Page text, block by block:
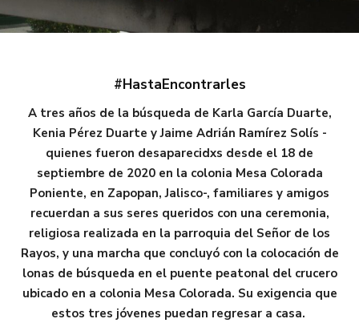
#HastaEncontrarles
A tres años de la búsqueda de Karla García Duarte,
Kenia Pérez Duarte y Jaime Adrián Ramírez Solís -
quienes fueron desaparecidxs desde el 18 de
septiembre de 2020 en la colonia Mesa Colorada
Poniente, en Zapopan, Jalisco-, familiares y amigos
recuerdan a sus seres queridos con una ceremonia,
religiosa realizada en la parroquia del Señor de los
Rayos, y una marcha que concluyó con la colocación de
lonas de búsqueda en el puente peatonal del crucero
ubicado en a colonia Mesa Colorada. Su exigencia que
estos tres jóvenes puedan regresar a casa.